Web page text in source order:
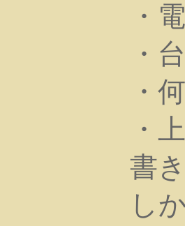
・
・
・
・
書
し